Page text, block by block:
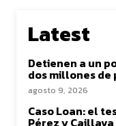
Latest
Detienen a un
dos millones de
agosto 9, 2026
Caso Loan: el
Pérez y Caillava